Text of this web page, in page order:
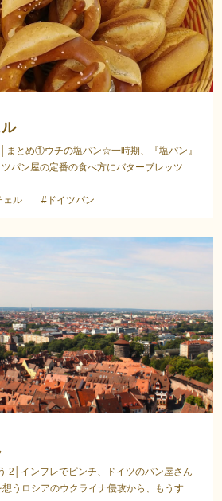
とめ①ウチの塩パン☆一時期、『塩パン』
パン屋の定番の食べ方にバターブレッツェ
ェル #ドイツパン
2│インフレでピンチ、ドイツのパン屋さん
うロシアのウクライナ侵攻から、もうすぐ1